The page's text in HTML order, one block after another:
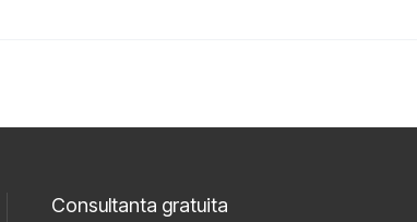
Consultanta gratuita